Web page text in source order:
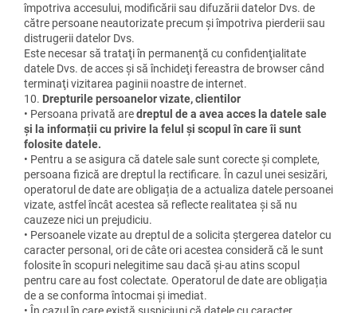
împotriva accesului, modificării sau difuzării datelor Dvs. de
către persoane neautorizate precum şi împotriva pierderii sau
distrugerii datelor Dvs.
Este necesar să trataţi în permanenţă cu confidenţialitate
datele Dvs. de acces şi să închideţi fereastra de browser când
terminaţi vizitarea paginii noastre de internet.
10. Drepturile persoanelor vizate, clientilor
• Persoana privată aredreptul de a avea acces la datele sale
și la informații cu privire la felul și scopul în care îi sunt
folosite datele.
• Pentru a se asigura că datele sale sunt corecte și complete,
persoana fizică are dreptul la rectificare. În cazul unei sesizări,
operatorul de date are obligația de a actualiza datele persoanei
vizate, astfel încât acestea să reflecte realitatea și să nu
cauzeze nici un prejudiciu.
• Persoanele vizate au dreptul de a solicita ștergerea datelor cu
caracter personal, ori de câte ori acestea consideră că le sunt
folosite în scopuri nelegitime sau dacă și-au atins scopul
pentru care au fost colectate. Operatorul de date are obligația
de a se conforma întocmai și imediat.
• În cazul în care există suspiciuni că datele cu caracter